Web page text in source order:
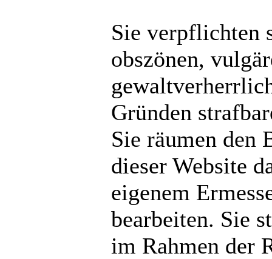
Sie verpflichten
obszönen,
Gründen
Sie räumen den
dieser Website
eigenem
bearbeiten. Sie
im Rahmen der